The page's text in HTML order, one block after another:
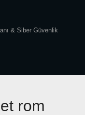
& Siber Güvenlik
rom